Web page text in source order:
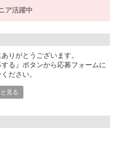
ア活躍中
りがとうございます。
る』ボタンから応募フォームに
ださい。
見る